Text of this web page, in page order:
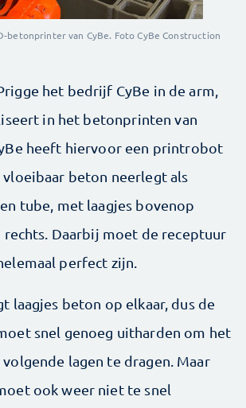
betonprinter van CyBe. Foto CyBe Construction
het bedrijf CyBe in de arm,
in het betonprinten van
heeft hiervoor een printrobot
beton neerlegt als
tube, met laagjes bovenop
Daarbij moet de receptuur
perfect zijn.
laagjes beton op elkaar, dus de
snel genoeg uitharden om het
lagen te dragen. Maar
ook weer niet te snel